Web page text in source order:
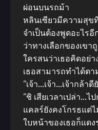
ผ่อนบนรถม้า
หลินเซียวมีความสุขที่
จําเป็นต้องพูดอะไร
ว่าทางเลือกของเข
ใครสนว่าเธอคิดอย่
เธอสามารถทําได้ต
“เจ้า…เจ้า…เจ้ากล้าดี
“ชิ เสียเวลาเปล่า…ไ
แคลร์ยังคงโกรธแต่
ใบหน้าของเธอก็แดง